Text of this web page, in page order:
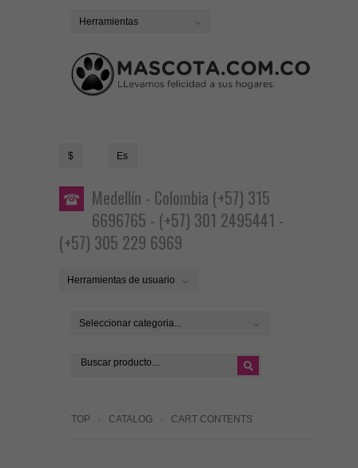
Herramientas
$ Es
Medellín - Colombia (+57) 315
6696765 - (+57) 301 2495441 -
(+57) 305 229 6969
Herramientas de usuario
Seleccionar categoria...
TOP CATALOG CART CONTENTS